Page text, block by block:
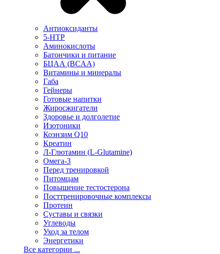
Антиоксиданты
5-HTP
Аминокислоты
Батончики и питание
БЦАА (BCAA)
Витамины и минералы
Габа
Гейнеры
Готовые напитки
Жиросжигатели
Здоровье и долголетие
Изотоники
Коэнзим Q10
Креатин
Л-Глютамин (L-Glutamine)
Омега-3
Перед тренировкой
Питомцам
Повышение тестостерона
Посттренировочные комплексы
Протеин
Суставы и связки
Углеводы
Уход за телом
Энергетики
Все категории ...